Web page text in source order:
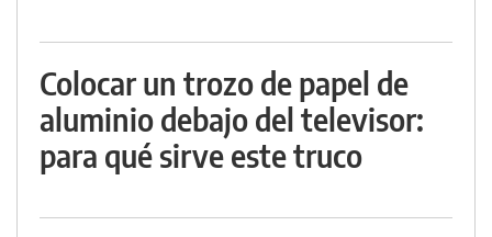
Colocar un trozo de papel de
aluminio debajo del televisor:
para qué sirve este truco